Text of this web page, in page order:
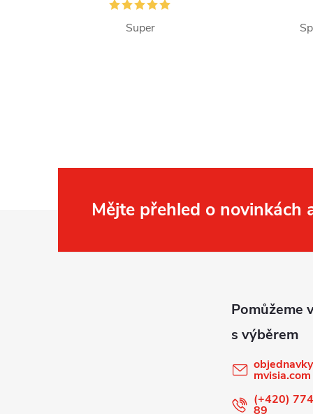
i
Super
Mějte přehled o novinkách
objednavky
mvisia.com
(+420)
89